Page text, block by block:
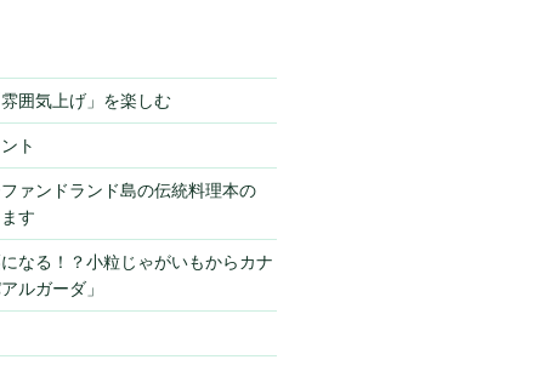
囲気上げ」を楽しむ
ト
ァンドランド島の伝統料理本の
す
なる！？小粒じゃがいもからカナ
ルガーダ」